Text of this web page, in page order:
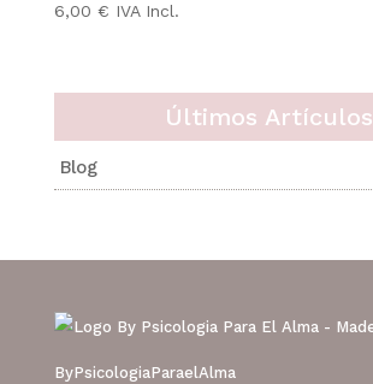
6,00 € IVA Incl.
Últimos Artículos
Blog
ByPsicologiaParaelAlma